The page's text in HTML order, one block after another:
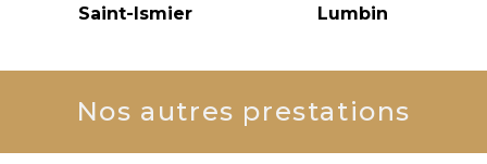
Saint-Ismier Lumbin
Nos autres prestations